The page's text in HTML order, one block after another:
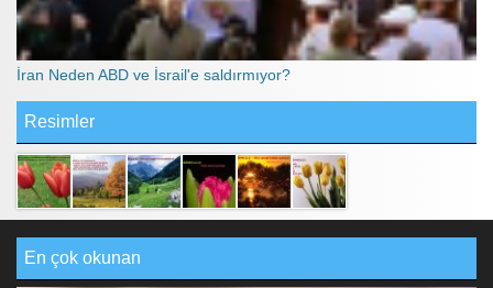
İran Neden ABD ve İsrail'e saldırmıyor?
Resimler
En çok okunan